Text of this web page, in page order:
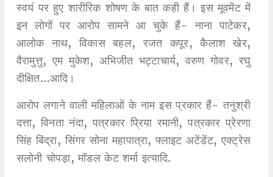
स्वयं पर हुए शारीरिक शोषण के बात कही हैं। इस मूवमेंट में
इन लोगों पर आरोप सामने आ चुके हैं- नाना पाटेकर,
आलोक नाथ, विकास बहल, रजत कपूर, कैलाश खेर,
वैरामुत्तु, एम मुकेश, अभिजीत भट्टाचार्य, वरुण गोवर, रघु
दीक्षित…आदि।
आरोप लगाने वाली महिलाओं के नाम इस प्रकार हैं- तनुश्री
दत्ता, विनता नंदा, पत्रकार प्रिया रमानी, पत्रकार प्रेरणा
सिंह बिंद्रा, सिंगर सोना महापात्रा, फ्लाइट अटेंडेंट, एक्ट्रेस
सलोनी चोपड़ा, मॉडल केट शर्मा इत्यादि.